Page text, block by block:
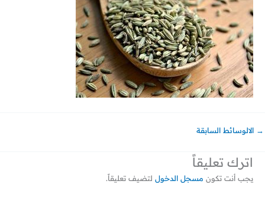
→ الالوسائط السابقة
اترك تعليقاً
يجب أنت تكون مسجل الدخول لتضيف تعليقاً.